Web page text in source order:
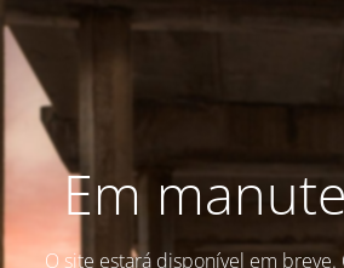
Em
O site estará disponível em breve.